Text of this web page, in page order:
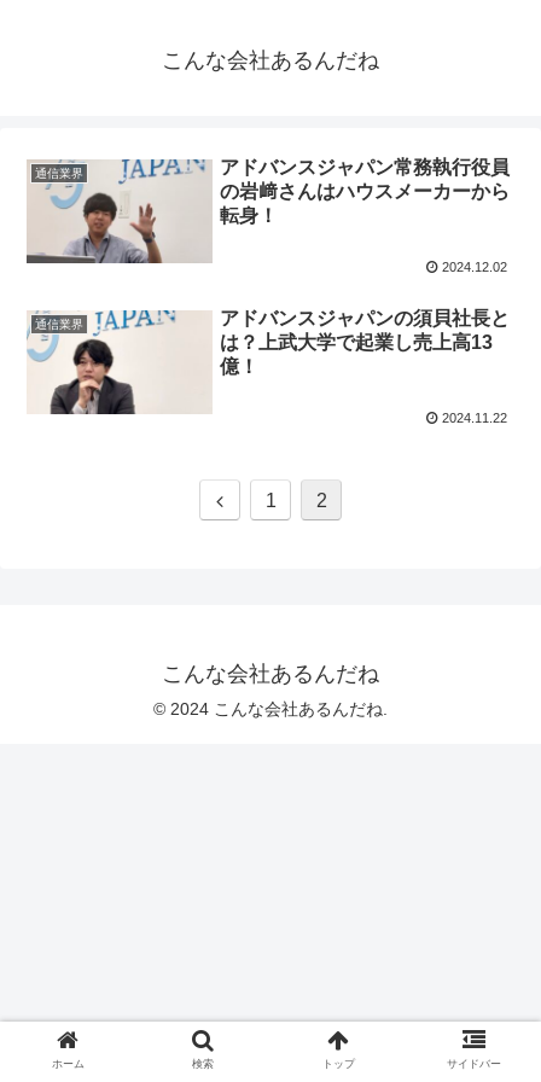
こんな会社あるんだね
通信業界
アドバンスジャパン常務執行役員
の岩﨑さんはハウスメーカーから
転身！
2024.12.02
通信業界
アドバンスジャパンの須貝社長と
は？上武大学で起業し売上高13
億！
2024.11.22
1 2
こんな会社あるんだね
© 2024 こんな会社あるんだね.
ホーム 検索 トップ サイドバー